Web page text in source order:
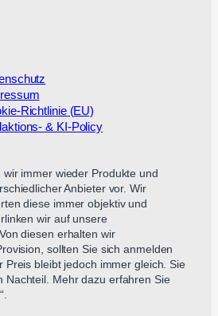
Richtlinie (EU)
& KI-Policy
wir immer wieder Produkte und
Anbieter vor. Wir
diese immer objektiv und
wir auf unsere
diesen erhalten wir
sollten Sie sich anmelden
Preis bleibt jedoch immer gleich. Sie
Nachteil. Mehr dazu erfahren Sie